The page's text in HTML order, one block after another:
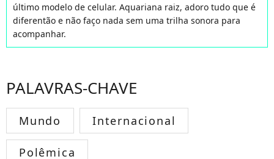
último modelo de celular. Aquariana raiz, adoro tudo que é
diferentão e não faço nada sem uma trilha sonora para
acompanhar.
PALAVRAS-CHAVE
Mundo Internacional
Polêmica